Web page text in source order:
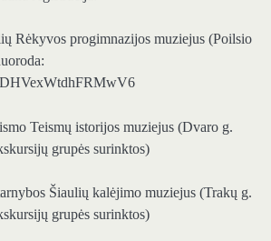
Rėkyvos progimnazijos muziejus (Poilsio
Teismų istorijos muziejus (Dvaro g.
grupės surinktos)
Šiaulių kalėjimo muziejus (Trakų g.
grupės surinktos)